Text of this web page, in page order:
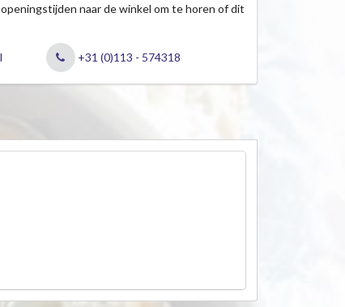
naar de winkel om te horen of dit
+31 (0)113 - 574318